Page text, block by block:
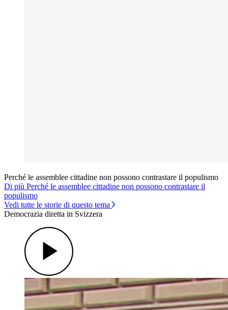
Perché le assemblee cittadine non possono contrastare il populismo
Di più Perché le assemblee cittadine non possono contrastare il
populismo
Vedi tutte le storie di questo tema
Democrazia diretta in Svizzera